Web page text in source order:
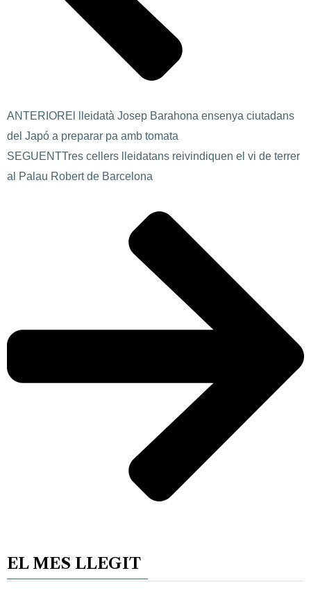
ANTERIOREl lleidatà Josep Barahona ensenya ciutadans
del Japó a preparar pa amb tomata
SEGUENTTres cellers lleidatans reivindiquen el vi de terrer
al Palau Robert de Barcelona
EL MES LLEGIT